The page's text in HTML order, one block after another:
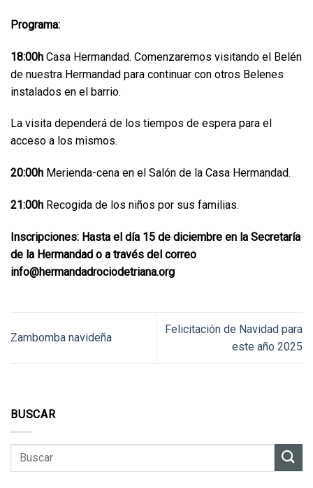
Programa:
18:00h Casa Hermandad. Comenzaremos visitando el Belén
de nuestra Hermandad para continuar con otros Belenes
instalados en el barrio.
La visita dependerá de los tiempos de espera para el
acceso a los mismos.
20:00h Merienda-cena en el Salón de la Casa Hermandad.
21:00h Recogida de los niños por sus familias.
Inscripciones: Hasta el día 15 de diciembre en la Secretaría
de la Hermandad o a través del correo
info@hermandadrociodetriana.org
Zambomba navideña
Felicitación de Navidad para
este año 2025
BUSCAR